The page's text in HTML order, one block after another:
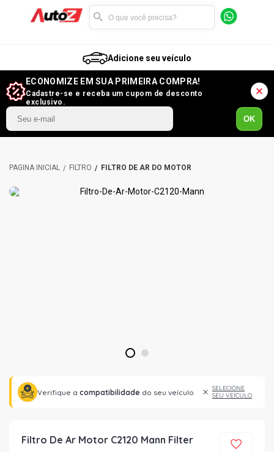
Adicione seu veículo
ECONOMIZE EM SUA PRIMEIRA COMPRA!
Cadastre-se e receba um cupom de desconto
exclusivo.
OK
FILTRO FILTRO DE AR DO MOTOR
1 2
Verifique a compatibilidade do seu veículo
SELECIONE
SEU VEÍCULO
Filtro De Ar Motor C2120 Mann Filter